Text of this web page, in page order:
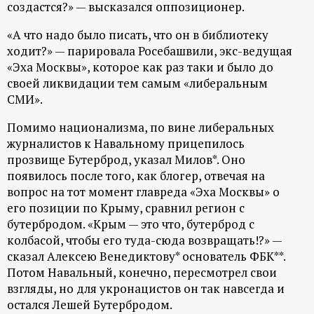
п
о
р
т
а
л
создастся?» — высказался оппозиционер.
«А что надо было писать, что он в библиотеку
ходит?» — парировала Росебашвили, экс-ведущая
«Эха Москвы», которое как раз таки и было до
своей ликвидации тем самым «либеральным
СМИ».
Помимо национализма, по вине либеральных
журналистов к Навальному прицепилось
прозвище Бутерброд, указал Милов*. Оно
появилось после того, как блогер, отвечая на
вопрос на тот момент главреда «Эха Москвы» о
его позиции по Крыму, сравнил регион с
бутербродом. «Крым — это что, бутерброд с
колбасой, чтобы его туда-сюда возвращать!?» —
сказал Алексею Венедиктову* основатель ФБК**.
Потом Навальный, конечно, пересмотрел свои
взгляды, но для укронацистов он так навсегда и
остался Лешей Бутербродом.